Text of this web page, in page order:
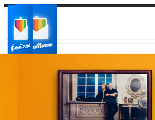
Ваш регион доставки